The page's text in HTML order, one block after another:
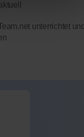
unterrichtet und